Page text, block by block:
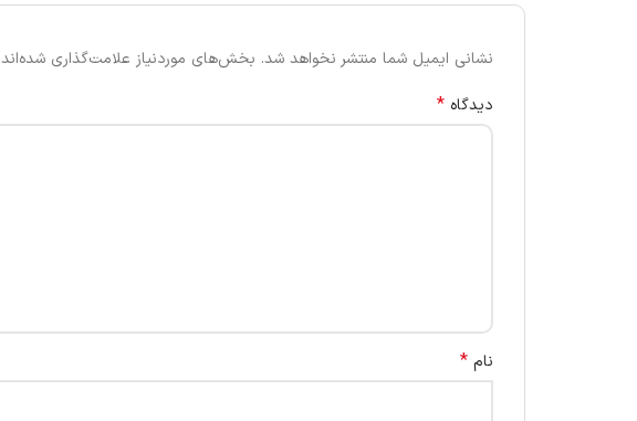
نشانی ایمیل شما منتشر نخواهد شد. بخش‌های موردنیاز علامت‌گذاری شده‌اند
دیدگاه *
نام *